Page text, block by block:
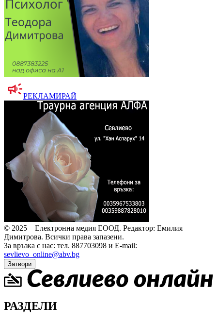
РЕКЛАМИРАЙ
© 2025 – Електронна медия ЕООД. Редактор: Емилия
Димитрова. Всички права запазени.
За връзка с нас: тел. 887703098 и E-mail:
sevlievo_online@abv.bg
Затвори
РАЗДЕЛИ